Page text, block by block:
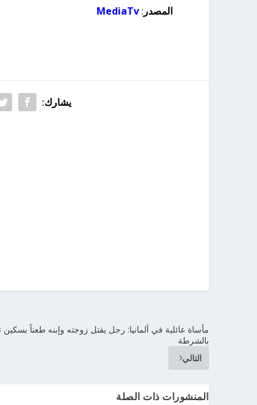
المصدر :
MediaTv
يشارك:
مأساة عائلية في ألمانيا: رجل يقتل زوجته وإبنه طعناً
بالشرطة
التالي
المنشورات ذات الصلة